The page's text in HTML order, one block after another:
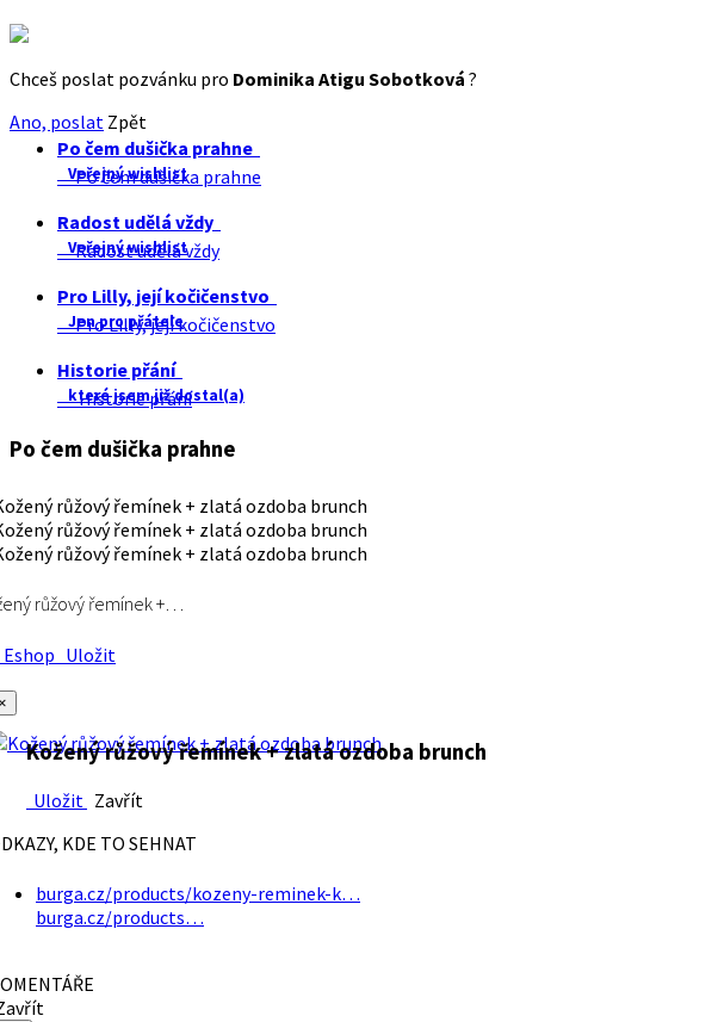
Chceš poslat pozvánku pro Dominika Atigu Sobotková ?
Ano, poslat Zpět
Po čem dušička prahne
Veřejný wishlist
Po čem dušička prahne
Radost udělá vždy
Veřejný wishlist
Radost udělá vždy
Pro Lilly, její kočičenstvo
Jen pro přátele
Pro Lilly, její kočičenstvo
Historie přání
které jsem již dostal(a)
Historie přání
Po čem dušička prahne
růžový řemínek +…
Uložit
Kožený růžový řemínek + zlatá ozdoba brunch
Uložit Zavřít
KDE TO SEHNAT
burga.cz/products/kozeny-reminek-k…
burga.cz/products…